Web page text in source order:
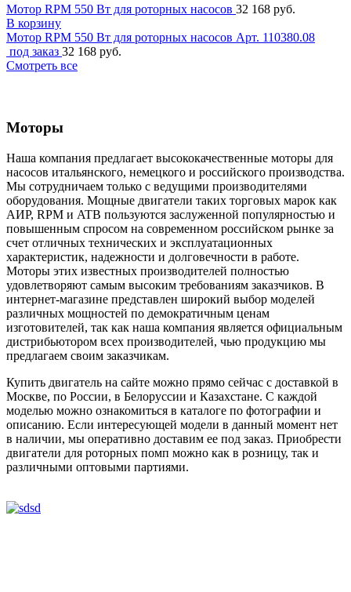
Мотор RPM 550 Вт для роторных насосов 32 168 руб.
В корзину
Мотор RPM 550 Вт для роторных насосов Арт. 110380.08
под заказ 32 168 руб.
Смотреть все
Моторы
Наша компания предлагает высококачественные моторы для
насосов итальянского, немецкого и российского производства.
Мы сотрудничаем только с ведущими производителями
оборудования. Мощные двигатели таких торговых марок как
АИР, RPM и ATB пользуются заслуженной популярностью и
повышенным спросом на современном российском рынке за
счет отличных технических и эксплуатационных
характеристик, надежности и долговечности в работе.
Моторы этих известных производителей полностью
удовлетворяют самым высоким требованиям заказчиков. В
интернет-магазине представлен широкий выбор моделей
различных мощностей по демократичным ценам
изготовителей, так как наша компания является официальным
дистрибьютором всех производителей, чью продукцию мы
предлагаем своим заказчикам.
Купить двигатель на сайте можно прямо сейчас с доставкой в
Москве, по России, в Белоруссии и Казахстане. С каждой
моделью можно ознакомиться в каталоге по фотографии и
описанию. Если интересующей модели в данный момент нет
в наличии, мы оперативно доставим ее под заказ. Приобрести
двигатели для роторных помп можно как в розницу, так и
различными оптовыми партиями.